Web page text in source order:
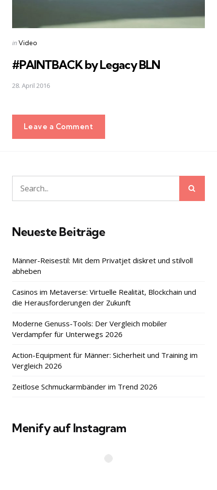
Posted
inVideo
#PAINTBACK by Legacy BLN
28. April 2016
Leave a Comment
Search
for:
Neueste Beiträge
Männer-Reisestil: Mit dem Privatjet diskret und stilvoll
abheben
Casinos im Metaverse: Virtuelle Realität, Blockchain und
die Herausforderungen der Zukunft
Moderne Genuss-Tools: Der Vergleich mobiler
Verdampfer für Unterwegs 2026
Action-Equipment für Männer: Sicherheit und Training im
Vergleich 2026
Zeitlose Schmuckarmbänder im Trend 2026
Menify auf Instagram